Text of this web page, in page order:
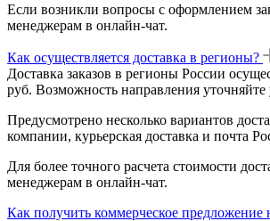
Если возникли вопросы с оформлением
менеджерам в онлайн-чат.
Как осуществляется доставка в регионы?
Доставка заказов в регионы России
руб. Возможность направления уточняйте
Предусмотрено несколько вариантов
компании, курьерская доставка и почта
Для более точного расчета стоимости
менеджерам в онлайн-чат.
Как получить коммерческое предложение